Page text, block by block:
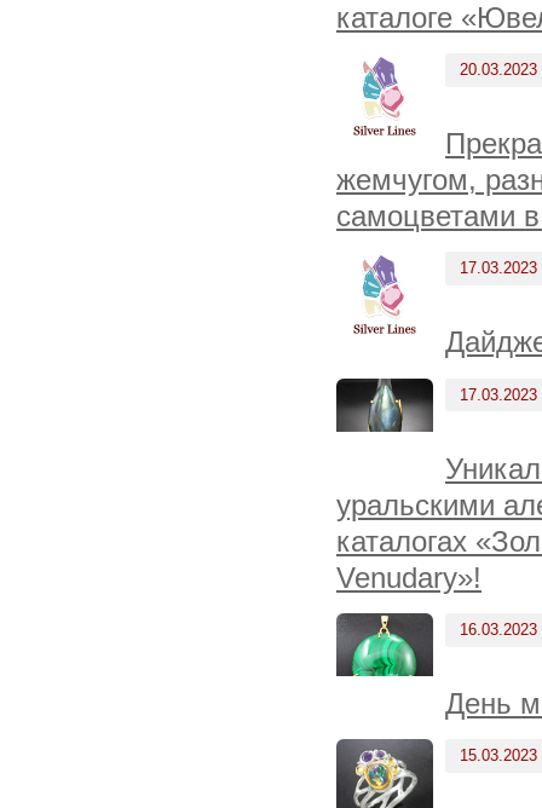
каталоге
20.03.2023
жемчугом,
самоцветами
17.03.2023
17.03.2023
уральскими
каталогах
Venudary»!
16.03.2023
День
15.03.2023